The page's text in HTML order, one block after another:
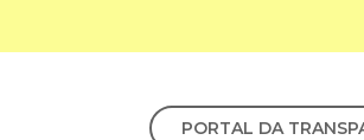
PORTAL DA